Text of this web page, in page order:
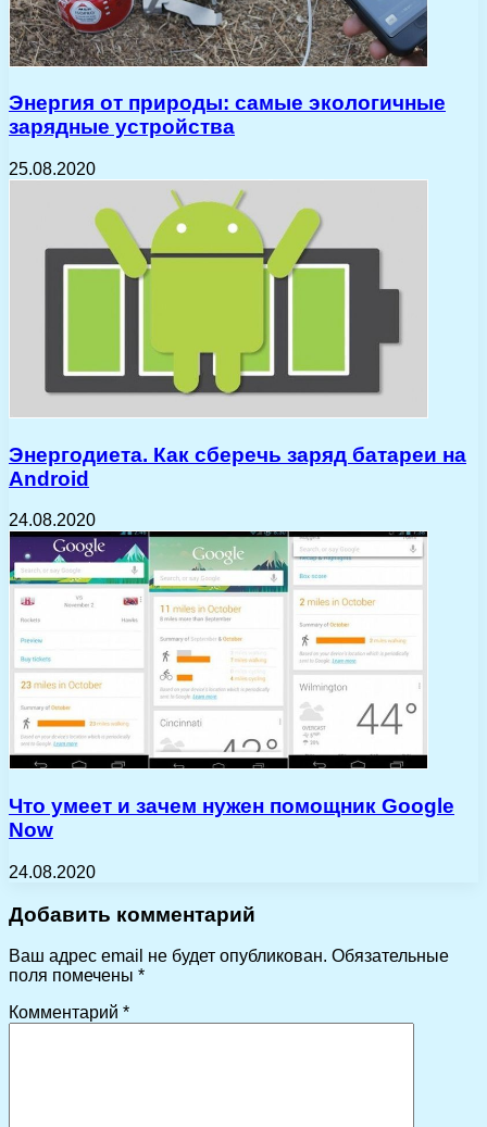
Энергия от природы: самые экологичные
зарядные устройства
25.08.2020
Энергодиета. Как сберечь заряд батареи на
Android
24.08.2020
Что умеет и зачем нужен помощник Google
Now
24.08.2020
Добавить комментарий
Ваш адрес email не будет опубликован. Обязательные
поля помечены *
Комментарий *